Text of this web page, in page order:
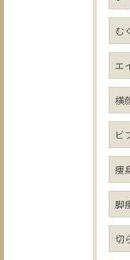
む
エ
横
ビ
痩
脚
切